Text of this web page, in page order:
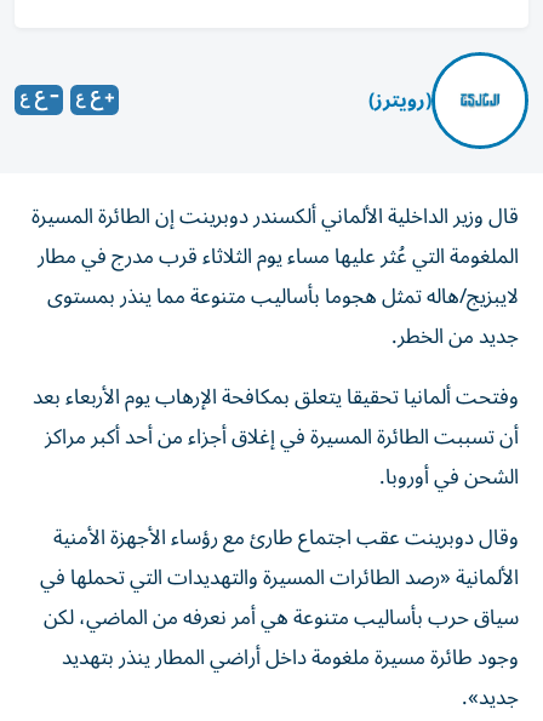
(رويترز)
قال وزير الداخلية الألماني ألكسندر دوبرينت إن الطائرة المسيرة
الملغومة التي عُثر عليها مساء يوم الثلاثاء قرب مدرج في مطار
لايبزيج/هاله تمثل هجوما بأساليب متنوعة مما ​ينذر بمستوى
⁠جديد من الخطر.
وفتحت ألمانيا تحقيقا يتعلق بمكافحة ‌الإرهاب يوم الأربعاء بعد
‌أن تسببت الطائرة المسيرة في إغلاق أجزاء من أحد أكبر مراكز
الشحن في أوروبا.
وقال دوبرينت عقب اجتماع طارئ مع رؤساء الأجهزة الأمنية
الألمانية «رصد الطائرات المسيرة والتهديدات التي تحملها في
سياق حرب بأساليب متنوعة هي ⁠أمر نعرفه من الماضي، لكن
وجود طائرة مسيرة ملغومة داخل أراضي المطار ينذر بتهديد
جديد».